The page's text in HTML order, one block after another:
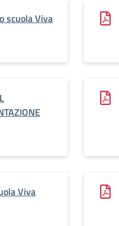
scuola Viva
Viva